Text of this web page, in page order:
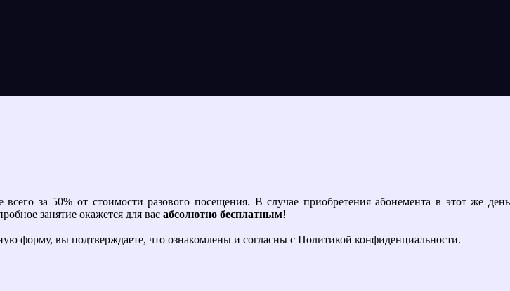
за 50% от стоимости разового посещения. В случае приобретения абонемента в этот же день
занятие окажется для вас абсолютно бесплатным!
форму, вы подтверждаете, что ознакомлены и согласны с Политикой конфиденциальности.